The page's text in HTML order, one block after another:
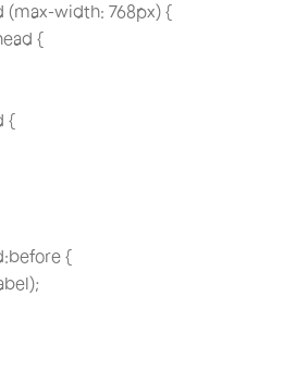
(max-width: 768px) {
{
{
{